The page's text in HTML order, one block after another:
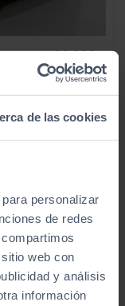
de las cookies
personalizar
de redes
web con
y análisis
información
20.990
19.990 €